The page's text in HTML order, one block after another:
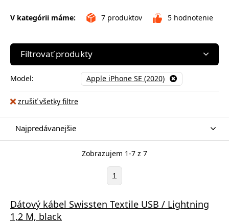
V kategórii máme: 7 produktov 5 hodnotenie
Filtrovať produkty
Model: Apple iPhone SE (2020)
zrušiť všetky filtre
Najpredávanejšie
Zobrazujem 1-7 z 7
1
Dátový kábel Swissten Textile USB / Lightning
1,2 M, black